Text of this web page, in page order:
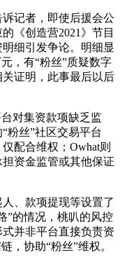
记者，即使后援会公
《创造营2021》节目
细引发争论。明细显
，有“粉丝”质疑数字
证明，此事最后以后
对集资款项缺乏监
粉丝”社区交易平台
配合维权；Owhat则
资金监管或其他保证
、款项提现等设置了
”的情况，桃叭的风控
并非平台直接负责资
，协助“粉丝”维权。